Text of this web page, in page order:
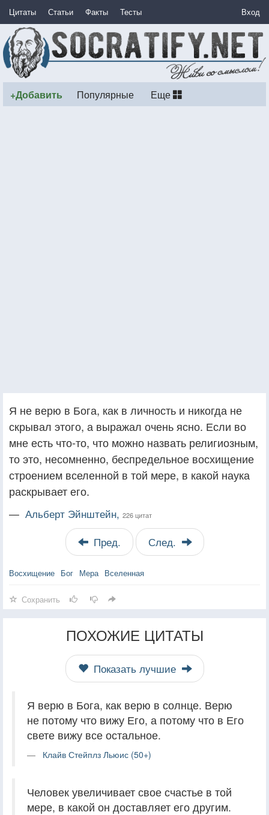
Цитаты Статьи Факты Тесты Вход
+Добавить Популярные Еще
Я не верю в Бога, как в личность и никогда не
скрывал этого, а выражал очень ясно. Если во
мне есть что-то, что можно назвать религиозным,
то это, несомненно, беспредельное восхищение
строением вселенной в той мере, в какой наука
раскрывает его.
— Альберт Эйнштейн, 226 цитат
Пред. След.
Восхищение Бог Мера Вселенная
Сохранить
ПОХОЖИЕ ЦИТАТЫ
Показать лучшие
Я верю в Бога, как верю в солнце. Верю
не потому что вижу Его, а потому что в Его
свете вижу все остальное.
Клайв Стейплз Льюис (50+)
Человек увеличивает свое счастье в той
мере, в какой он доставляет его другим.